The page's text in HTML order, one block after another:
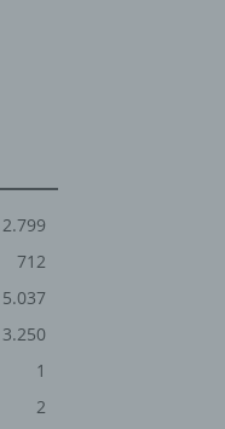
2.799
712
5.037
3.250
1
2